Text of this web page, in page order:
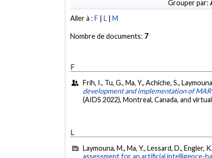
Grouper par:
Aller à :F |L |M
Nombre de documents: 7
F
Frih, I., Tu, G., Ma, Y., Achiche, S.,
development and implementation of
(AIDS 2022), Montreal, Canada, and
L
Laymouna, M., Ma, Y., Lessard, D., Engler,
assessment for an artificial intelligence-